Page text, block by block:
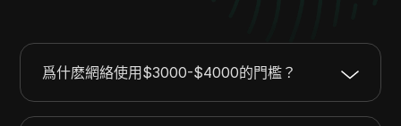
爲什麽網絡使用$3000-$4000的門檻？